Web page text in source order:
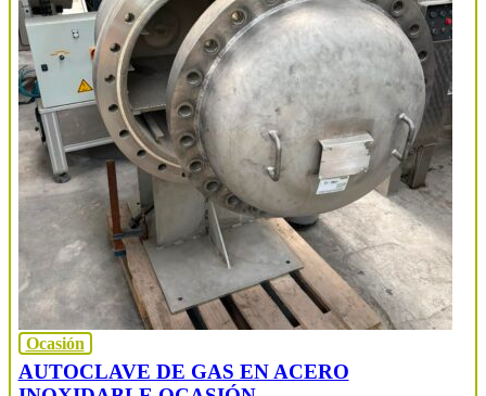
Ocasión
AUTOCLAVE DE GAS EN ACERO